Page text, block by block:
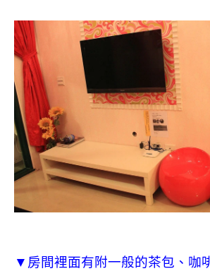
▼房間裡面有附一般的茶包、咖